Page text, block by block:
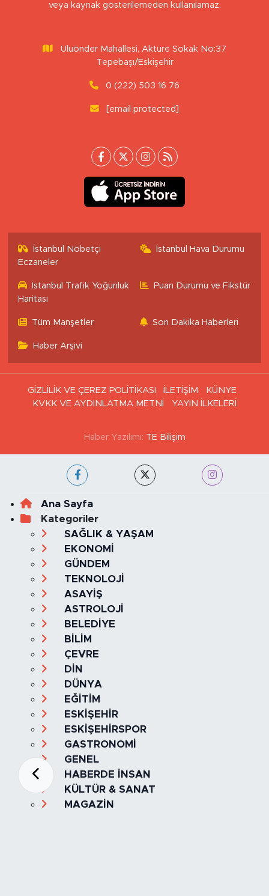
veya kaynak gösterilemeden kullanılamaz.
Uluönder Mahallesi, Aktüre Sokak No:37
Tepebaşı/Eskişehir
0 (222) 503 16 76
[email protected]
İstanbul Nöbetçi
Eczaneler
İstanbul Hava Durumu
İstanbul Trafik Yoğunluk
Haritası
Puan Durumu ve Fikstür
Tüm Manşetler Son Dakika Haberleri
Haber Arşivi
GİZLİLİK VE ÇEREZ POLİTİKASI İLETİŞİM
KÜNYE
KVKK VE AYDINLATMA METNİ
YAYIN İLKELERİ
Haber Yazılımı: TE Bilişim
Ana Sayfa
Kategoriler
SAĞLIK & YAŞAM
EKONOMİ
GÜNDEM
TEKNOLOJİ
ASAYİŞ
ASTROLOJİ
BELEDİYE
BİLİM
ÇEVRE
DİN
DÜNYA
EĞİTİM
ESKİŞEHİR
ESKİŞEHİRSPOR
GASTRONOMİ
GENEL
HABERDE İNSAN
KÜLTÜR & SANAT
MAGAZİN